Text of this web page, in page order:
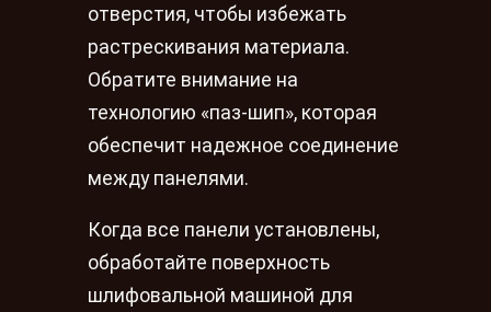
отверстия, чтобы избежать
растрескивания материала.
Обратите внимание на
технологию «паз-шип», которая
обеспечит надежное соединение
между панелями.
Когда все панели установлены,
обработайте поверхность
шлифовальной машиной для